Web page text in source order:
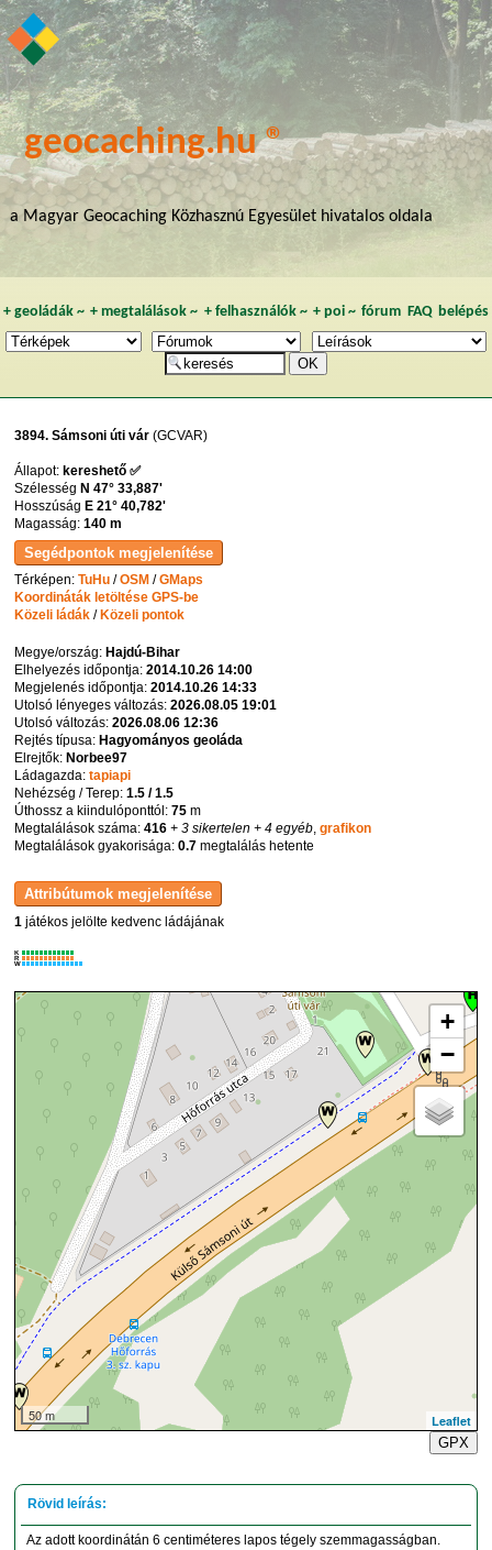
geocaching.hu ®
a Magyar Geocaching Közhasznú Egyesület hivatalos oldala
+ geoládák~ +megtalálások ~ + felhasználók~ + poi~ fórum FAQ belépés
3894. Sámsoni úti vár (GCVAR)
Állapot: kereshető ✅
Szélesség N 47° 33,887'
Hosszúság E 21° 40,782'
Magasság:140 m
Térképen:TuHu /OSM /GMaps
Koordináták letöltése GPS-be
Közeli ládák / Közeli pontok
Megye/ország: Hajdú-Bihar
Elhelyezés időpontja:2014.10.26 14:00
Megjelenés időpontja:2014.10.26 14:33
Utolsó lényeges változás:2026.08.05 19:01
Utolsó változás:2026.08.06 12:36
Rejtés típusa: Hagyományos geoláda
Elrejtők: Norbee97
Ládagazda:tapiapi
Nehézség / Terep:1.5 / 1.5
Úthossz a kiindulóponttól:75 m
Megtalálások száma:416 + 3 sikertelen + 4 egyéb,grafikon
Megtalálások gyakorisága:0.7 megtalálás hetente
1 játékos jelölte kedvenc ládájának
K
R
W
+
−
50 m
Leaflet
GPX
Az adott koordinátán 6 centiméteres lapos tégely szemmagasságban.